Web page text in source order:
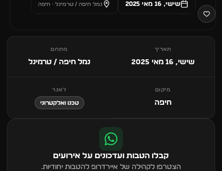
שישי, 16 מאי 2025 נמל חיפה / טרמינל · חיפה
תאריך
שישי, 16 מאי 2025
מתחם
נמל חיפה / טרמינל
מיקום
חיפה
ז׳אנר
טכנו ואלקטרוני
קבלו הטבות ועדכונים על אירועים
הצטרפו לקהילה של איירדרופ להטבות יחודיות.